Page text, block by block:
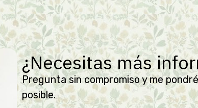
¿Necesitas más
Pregunta sin compromiso y me
posible.